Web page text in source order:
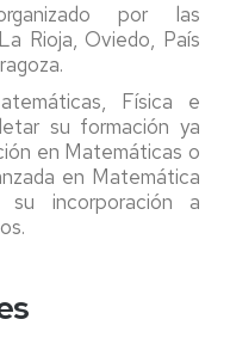
por las
Rioja, Oviedo, País
Física e
su formación ya
en Matemáticas o
en Matemática
su incorporación a